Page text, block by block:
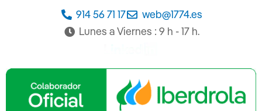
914 56 71 17
web@1774.es
Lunes a Viernes : 9 h - 17 h.